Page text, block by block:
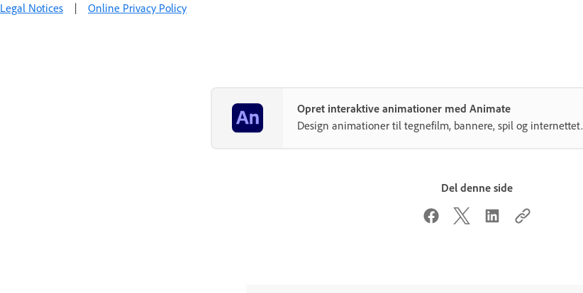
Legal Notices | Online Privacy Policy
Opret interaktive animationer med Animate
Design animationer til tegnefilm, bannere, spil og internettet.
Del denne side